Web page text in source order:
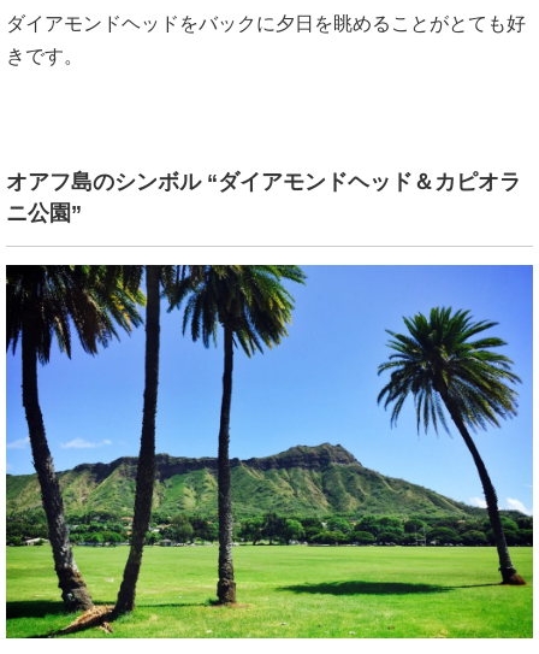
ダイアモンドヘッドをバックに夕日を眺めることがとても好
きです。
オアフ島のシンボル “ダイアモンドヘッド＆カピオラ
ニ公園”